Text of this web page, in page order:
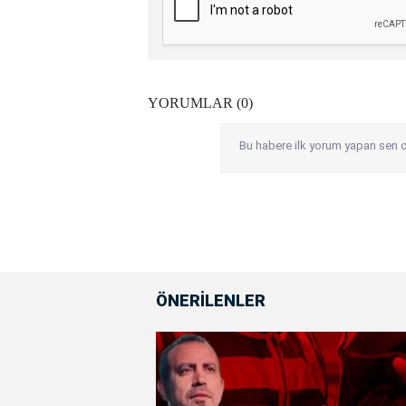
YORUMLAR (0)
Bu habere ilk yorum yapan sen
ÖNERİLENLER